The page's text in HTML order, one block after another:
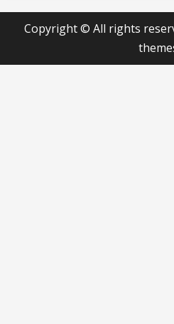
Copyright © All rights